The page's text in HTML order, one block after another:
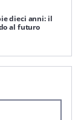
dieci anni: il
al futuro